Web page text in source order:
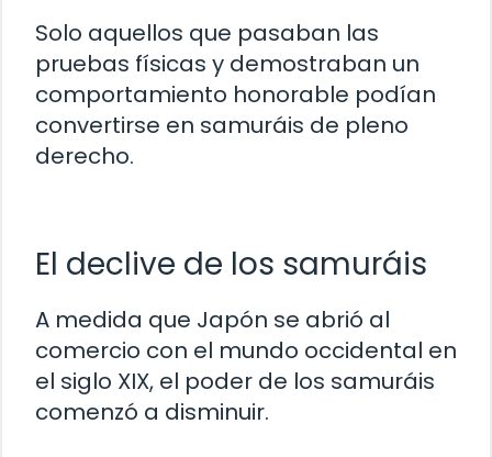
Solo aquellos que pasaban las
pruebas físicas y demostraban un
comportamiento honorable podían
convertirse en samuráis de pleno
derecho.
El declive de los samuráis
A medida que Japón se abrió al
comercio con el mundo occidental en
el siglo XIX, el poder de los samuráis
comenzó a disminuir.